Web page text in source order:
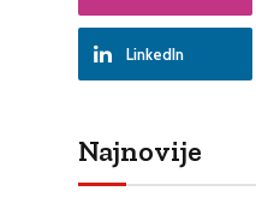
LinkedIn
Najnovije